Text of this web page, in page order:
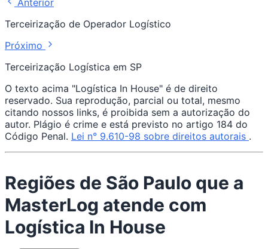
Terceirização de Operador Logístico
Próximo
Terceirização Logística em SP
O texto acima "Logística In House" é de direito
reservado. Sua reprodução, parcial ou total, mesmo
citando nossos links, é proibida sem a autorização do
autor. Plágio é crime e está previsto no artigo 184 do
Código Penal. Lei n° 9.610-98 sobre direitos autorais .
Regiões de São Paulo que a
MasterLog atende com
Logística In House